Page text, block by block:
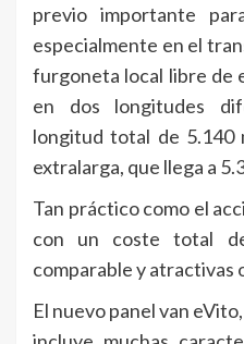
previo importante
especialmente en el
furgoneta local libre de
en dos longitudes
longitud total de 5.140
extralarga, que llega a
Tan práctico como el
con un coste total
comparable y atractivas
El nuevo panel van